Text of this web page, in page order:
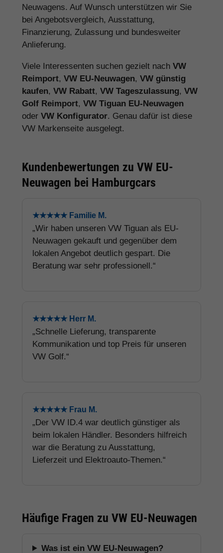
Neuwagens. Auf Wunsch unterstützen wir Sie
bei Angebotsvergleich, Ausstattung,
Finanzierung, Zulassung und bundesweiter
Anlieferung.
Viele Interessenten suchen gezielt nach VW
Reimport, VW EU-Neuwagen, VW günstig
kaufen, VW Rabatt, VW Tageszulassung, VW
Golf Reimport, VW Tiguan EU-Neuwagen
oder VW Konfigurator. Genau dafür ist diese
VW Markenseite ausgelegt.
Kundenbewertungen zu VW EU-
Neuwagen bei Hamburgcars
★★★★★ Familie M.
„Wir haben unseren VW Tiguan als EU-
Neuwagen gekauft und gegenüber dem
lokalen Angebot deutlich gespart. Die
Beratung war sehr professionell.“
★★★★★ Herr M.
„Schnelle Lieferung, transparente
Kommunikation und top Preis für unseren
VW Golf.“
★★★★★ Frau M.
„Der VW ID.4 war deutlich günstiger als
beim lokalen Händler. Besonders hilfreich
war die Beratung zu Ausstattung,
Lieferzeit und Elektroauto-Themen.“
Häufige Fragen zu VW EU-Neuwagen
Was ist ein VW EU-Neuwagen?